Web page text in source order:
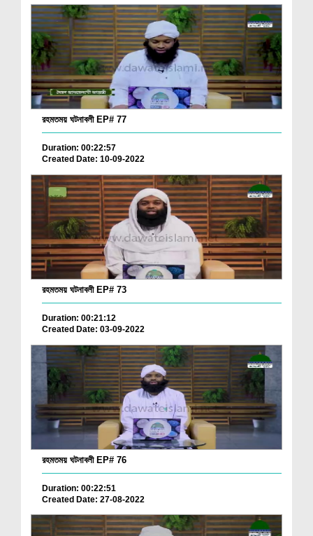
রহমতময় ঘটনাবলী EP# 77
Duration: 00:22:57
Created Date: 10-09-2022
রহমতময় ঘটনাবলী EP# 73
Duration: 00:21:12
Created Date: 03-09-2022
রহমতময় ঘটনাবলী EP# 76
Duration: 00:22:51
Created Date: 27-08-2022